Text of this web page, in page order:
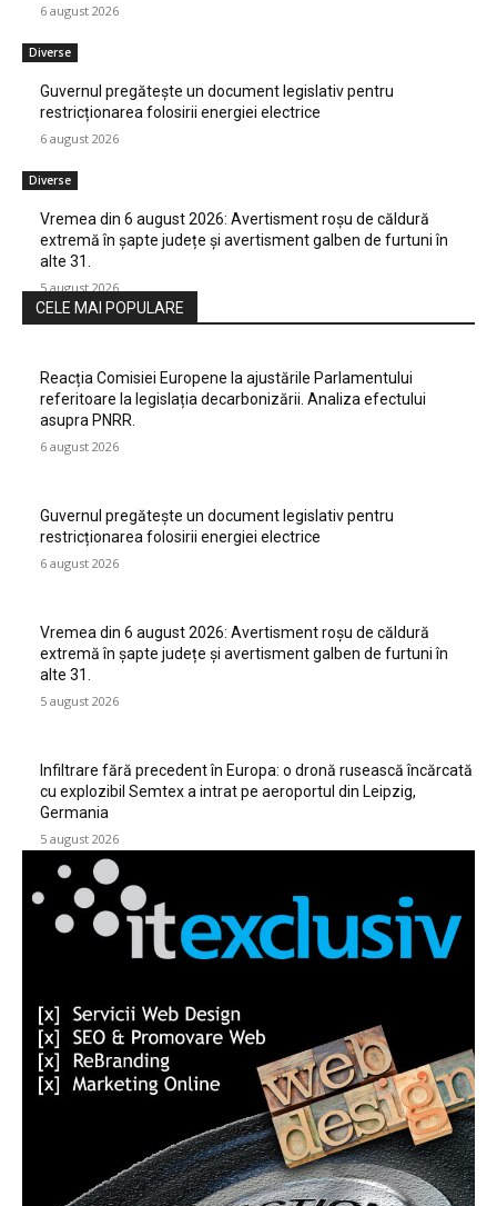
6 august 2026
Diverse
Guvernul pregătește un document legislativ pentru
restricționarea folosirii energiei electrice
6 august 2026
Diverse
Vremea din 6 august 2026: Avertisment roșu de căldură
extremă în șapte județe și avertisment galben de furtuni în
alte 31.
5 august 2026
CELE MAI POPULARE
Reacția Comisiei Europene la ajustările Parlamentului
referitoare la legislația decarbonizării. Analiza efectului
asupra PNRR.
6 august 2026
Guvernul pregătește un document legislativ pentru
restricționarea folosirii energiei electrice
6 august 2026
Vremea din 6 august 2026: Avertisment roșu de căldură
extremă în șapte județe și avertisment galben de furtuni în
alte 31.
5 august 2026
Infiltrare fără precedent în Europa: o dronă rusească încărcată
cu explozibil Semtex a intrat pe aeroportul din Leipzig,
Germania
5 august 2026